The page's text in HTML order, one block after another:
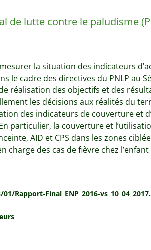
de lutte contre le paludisme
la situation des indicateurs
le cadre des directives du PNLP au
réalisation des objectifs et des
les décisions aux réalités du
des indicateurs de couverture et
particulier, la couverture et
AID et CPS dans les zones
charge des cas de fièvre chez
Final_ENP_2016-